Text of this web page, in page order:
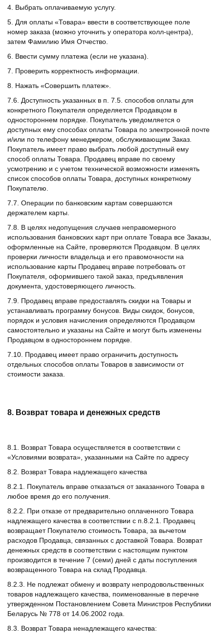
4. Выбрать оплачиваемую услугу.
5. Для оплаты «Товара» ввести в соответствующее поле
номер заказа (можно уточнить у оператора колл-центра),
затем Фамилию Имя Отчество.
6. Ввести сумму платежа (если не указана).
7. Проверить корректность информации.
8. Нажать «Совершить платеж».
7.6. Доступность указанных в п. 7.5. способов оплаты для
конкретного Покупателя определяется Продавцом в
одностороннем порядке. Покупатель уведомляется о
доступных ему способах оплаты Товара по электронной почте
и/или по телефону менеджером, обслуживающим Заказ.
Покупатель имеет право выбрать любой доступный ему
способ оплаты Товара. Продавец вправе по своему
усмотрению и с учетом технической возможности изменять
список способов оплаты Товара, доступных конкретному
Покупателю.
7.7. Операции по банковским картам совершаются
держателем карты.
7.8. В целях недопущения случаев неправомерного
использования банковских карт при оплате Товара все Заказы,
оформленные на Сайте, проверяются Продавцом. В целях
проверки личности владельца и его правомочности на
использование карты Продавец вправе потребовать от
Покупателя, оформившего такой заказ, предъявления
документа, удостоверяющего личность.
7.9. Продавец вправе предоставлять скидки на Товары и
устанавливать программу бонусов. Виды скидок, бонусов,
порядок и условия начисления определяются Продавцом
самостоятельно и указаны на Сайте и могут быть изменены
Продавцом в одностороннем порядке.
7.10. Продавец имеет право ограничить доступность
отдельных способов оплаты Товаров в зависимости от
стоимости заказа.
8. Возврат товара и денежных средств
8.1. Возврат Товара осуществляется в соответствии с
«Условиями возврата», указанными на Сайте по адресу
8.2. Возврат Товара надлежащего качества
8.2.1. Покупатель вправе отказаться от заказанного Товара в
любое время до его получения.
8.2.2. При отказе от предварительно оплаченного Товара
надлежащего качества в соответствии с п.8.2.1. Продавец
возвращает Покупателю стоимость Товара, за вычетом
расходов Продавца, связанных с доставкой Товара. Возврат
денежных средств в соответствии с настоящим пунктом
производится в течение 7 (семи) дней с даты поступления
возвращенного Товара на склад Продавца.
8.2.3. Не подлежат обмену и возврату непродовольственных
товаров надлежащего качества, поименованные в перечне
утвержденном Постановлением Совета Министров Республики
Беларусь № 778 от 14.06.2002 года.
8.3. Возврат Товара ненадлежащего качества: